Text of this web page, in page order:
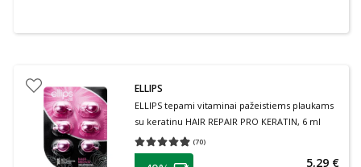
ELLIPS
ELLIPS tepami vitaminai pažeistiems plaukams
su keratinu HAIR REPAIR PRO KERATIN, 6 ml
(70)
Vidutinis įvertinimas 4.91
patarimas 5,29 €